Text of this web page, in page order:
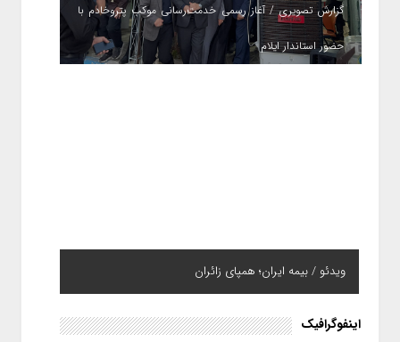
گزارش تصویری / آغاز رسمی خدمت‌رسانی موکب پتروخادم با
حضور استاندار ایلام
ویدئو / بیمه ایران؛ همپای زائران
اینفوگرافیک